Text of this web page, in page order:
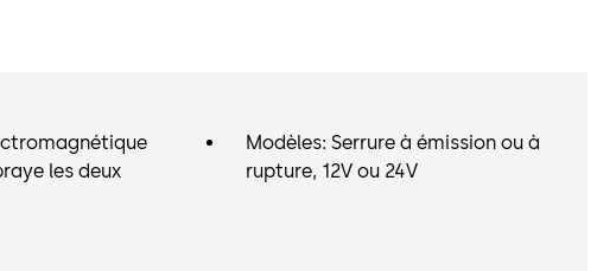
les deux
Modèles: Serrure à émission ou à
rupture, 12V ou 24V